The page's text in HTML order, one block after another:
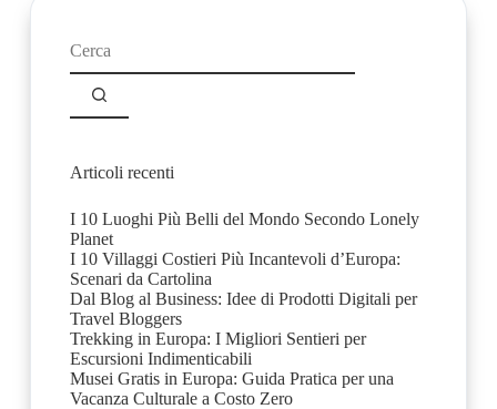
risultato
Articoli recenti
I 10 Luoghi Più Belli del Mondo Secondo Lonely
Planet
I 10 Villaggi Costieri Più Incantevoli d’Europa:
Scenari da Cartolina
Dal Blog al Business: Idee di Prodotti Digitali per
Travel Bloggers
Trekking in Europa: I Migliori Sentieri per
Escursioni Indimenticabili
Musei Gratis in Europa: Guida Pratica per una
Vacanza Culturale a Costo Zero